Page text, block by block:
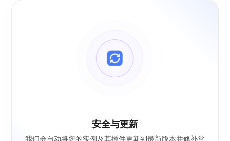
安全与更新
我们会自动将您的实例及其插件更新到最新版本并修补常